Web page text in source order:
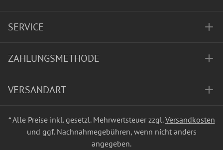
SERVICE
ZAHLUNGSMETHODE
VERSANDART
* Alle Preise inkl. gesetzl. Mehrwertsteuer zzgl.Versandkosten
und ggf. Nachnahmegebühren, wenn nicht anders
angegeben.